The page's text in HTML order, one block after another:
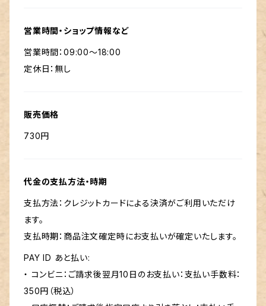
営業時間・ショップ情報など
営業時間：09:00～18:00
定休日：無し
販売価格
730円
代金の支払方法・時期
支払方法：クレジットカードによる決済がご利用いただけ
ます。
支払時期：商品注文確定時にお支払いが確定いたします。
PAY ID あと払い:
・ コンビニ：ご請求後翌月10日のお支払い：支払い手数料：
350円（税込）